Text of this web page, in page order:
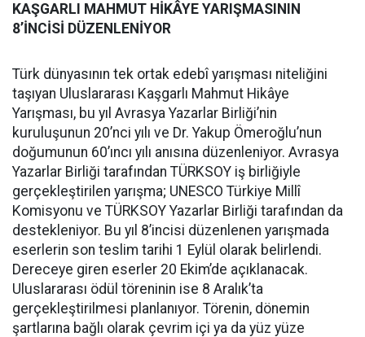
KAŞGARLI MAHMUT HİKÂYE YARIŞMASININ
8’İNCİSİ DÜZENLENİYOR
Türk dünyasının tek ortak edebî yarışması niteliğini
taşıyan Uluslararası Kaşgarlı Mahmut Hikâye
Yarışması, bu yıl Avrasya Yazarlar Birliği’nin
kuruluşunun 20’nci yılı ve Dr. Yakup Ömeroğlu’nun
doğumunun 60’ıncı yılı anısına düzenleniyor. Avrasya
Yazarlar Birliği tarafından TÜRKSOY iş birliğiyle
gerçekleştirilen yarışma; UNESCO Türkiye Millî
Komisyonu ve TÜRKSOY Yazarlar Birliği tarafından da
destekleniyor. Bu yıl 8’incisi düzenlenen yarışmada
eserlerin son teslim tarihi 1 Eylül olarak belirlendi.
Dereceye giren eserler 20 Ekim’de açıklanacak.
Uluslararası ödül töreninin ise 8 Aralık’ta
gerçekleştirilmesi planlanıyor. Törenin, dönemin
şartlarına bağlı olarak çevrim içi ya da yüz yüze